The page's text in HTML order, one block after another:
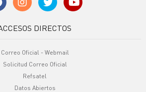
DIRECTOS
Correo Oficial - Webmail
Solicitud Correo Oficial
Refsatel
Datos Abiertos